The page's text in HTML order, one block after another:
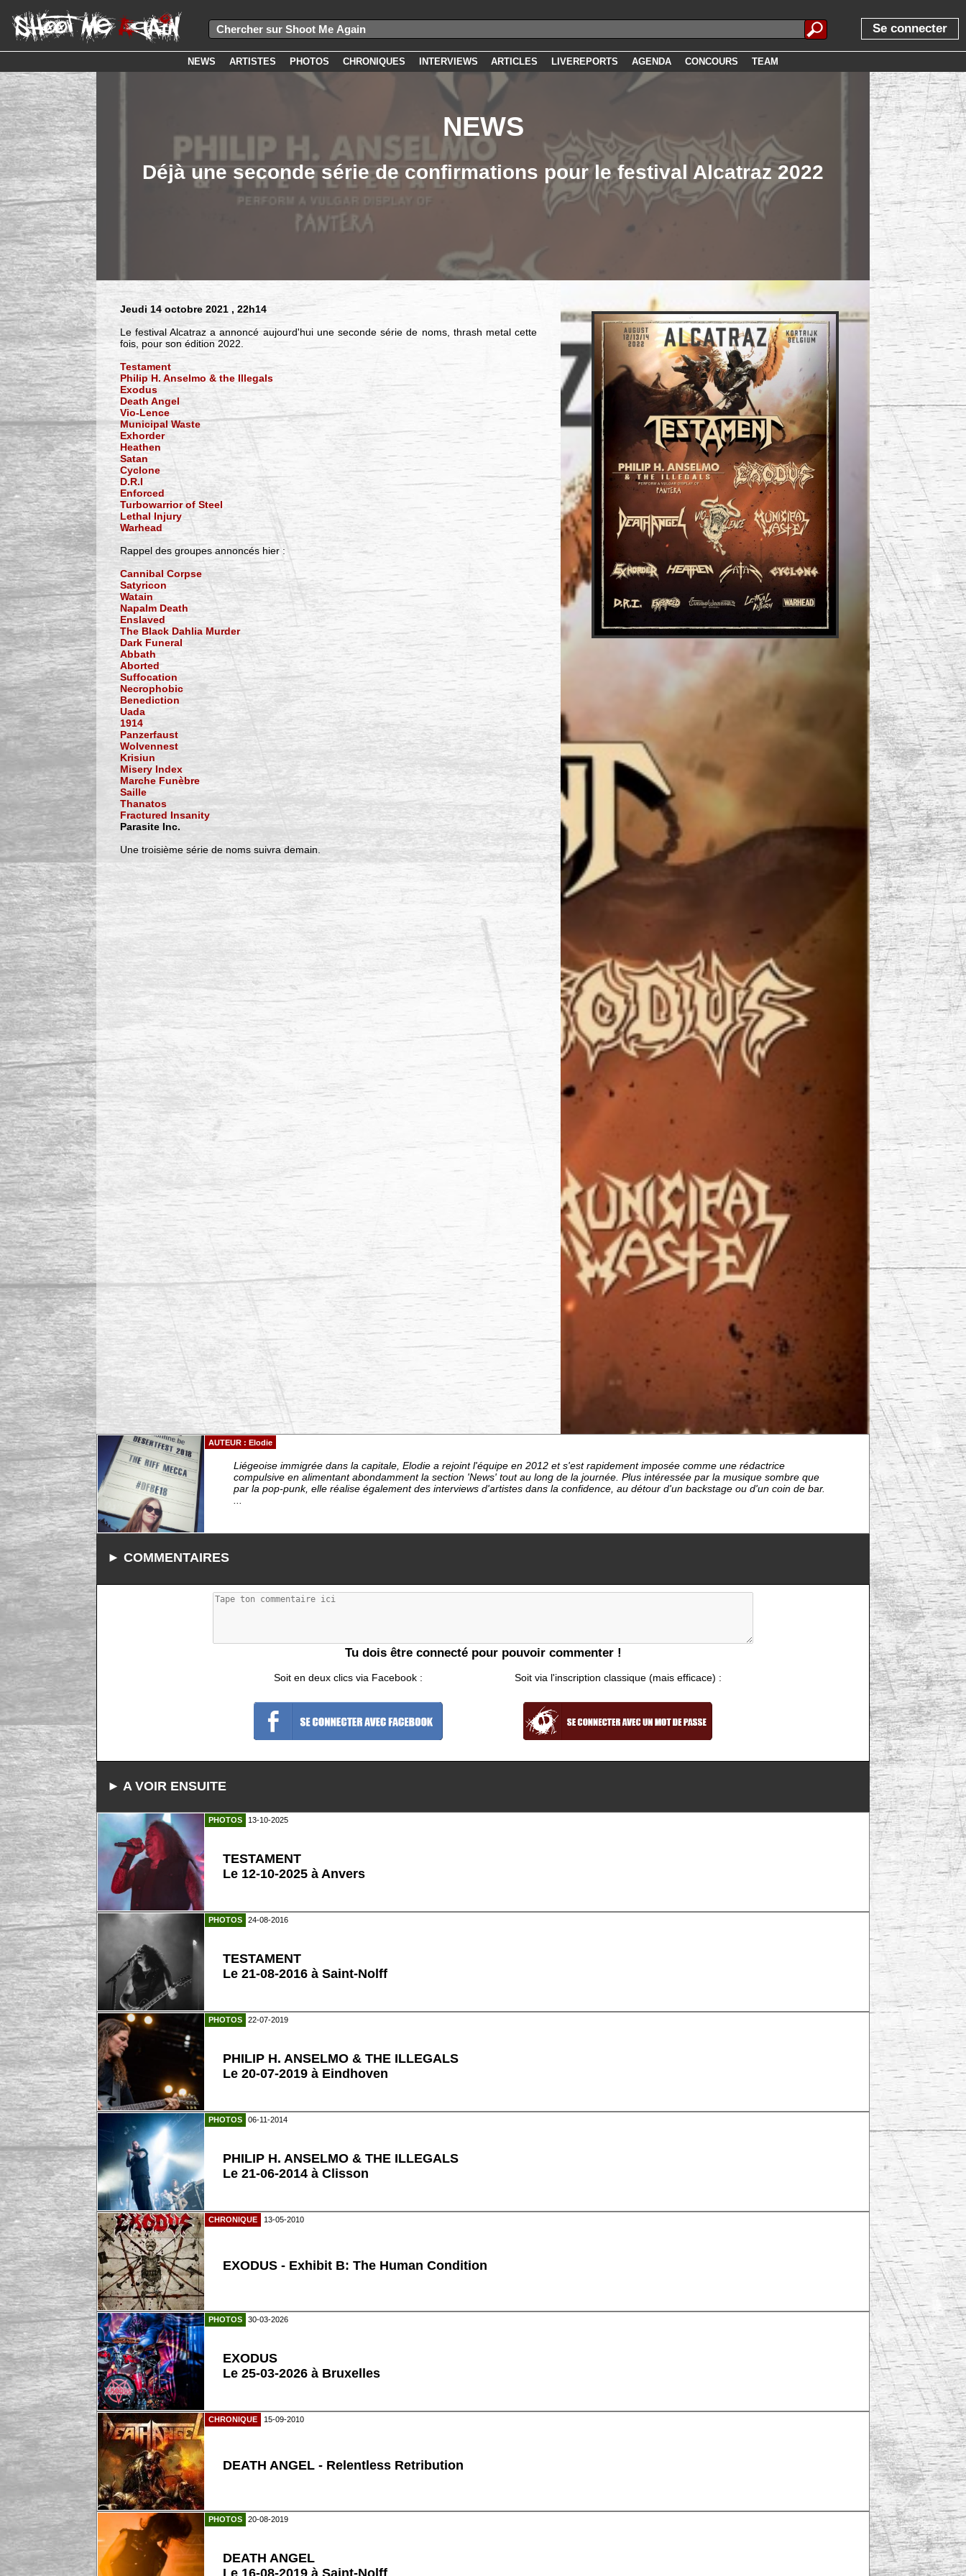
Se connecter
NEWS ARTISTES PHOTOS CHRONIQUES INTERVIEWS ARTICLES LIVEREPORTS AGENDA CONCOURS TEAM
NEWS
Déjà une seconde série de confirmations pour le festival Alcatraz 2022
Jeudi 14 octobre 2021 , 22h14
Le festival Alcatraz a annoncé aujourd'hui une seconde série de noms, thrash metal cette
fois, pour son édition 2022.
Testament
Philip H. Anselmo & the Illegals
Exodus
Death Angel
Vio-Lence
Municipal Waste
Exhorder
Heathen
Satan
Cyclone
D.R.I
Enforced
Turbowarrior of Steel
Lethal Injury
Warhead
Rappel des groupes annoncés hier :
Cannibal Corpse
Satyricon
Watain
Napalm Death
Enslaved
The Black Dahlia Murder
Dark Funeral
Abbath
Aborted
Suffocation
Necrophobic
Benediction
Uada
1914
Panzerfaust
Wolvennest
Krisiun
Misery Index
Marche Funèbre
Saille
Thanatos
Fractured Insanity
Parasite Inc.
Une troisième série de noms suivra demain.
AUTEUR : Elodie
Liégeoise immigrée dans la capitale, Elodie a rejoint l'équipe en 2012 et s'est rapidement imposée comme une rédactrice
compulsive en alimentant abondamment la section 'News' tout au long de la journée. Plus intéressée par la musique sombre que
par la pop-punk, elle réalise également des interviews d'artistes dans la confidence, au détour d'un backstage ou d'un coin de bar.
...
► COMMENTAIRES
Tu dois être connecté pour pouvoir commenter !
Soit en deux clics via Facebook : Soit via l'inscription classique (mais efficace) :
► A VOIR ENSUITE
PHOTOS 13-10-2025
TESTAMENT
Le 12-10-2025 à Anvers
PHOTOS 24-08-2016
TESTAMENT
Le 21-08-2016 à Saint-Nolff
PHOTOS 22-07-2019
PHILIP H. ANSELMO & THE ILLEGALS
Le 20-07-2019 à Eindhoven
PHOTOS 06-11-2014
PHILIP H. ANSELMO & THE ILLEGALS
Le 21-06-2014 à Clisson
CHRONIQUE 13-05-2010
EXODUS - Exhibit B: The Human Condition
PHOTOS 30-03-2026
EXODUS
Le 25-03-2026 à Bruxelles
CHRONIQUE 15-09-2010
DEATH ANGEL - Relentless Retribution
PHOTOS 20-08-2019
DEATH ANGEL
Le 16-08-2019 à Saint-Nolff